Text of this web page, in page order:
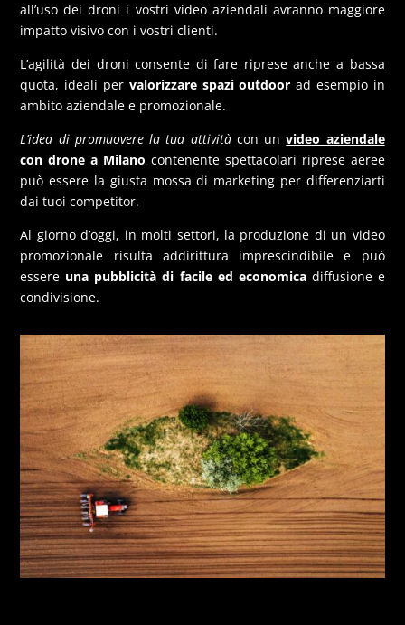
all’uso dei droni i vostri video aziendali avranno maggiore
impatto visivo con i vostri clienti.
L’agilità dei droni consente di fare riprese anche a bassa
quota, ideali per valorizzare spazi outdoor ad esempio in
ambito aziendale e promozionale.
L’idea di promuovere la tua attivitàcon unvideo aziendale
con drone a Milano contenente spettacolari riprese aeree
può essere la giusta mossa di marketing per differenziarti
dai tuoi competitor.
Al giorno d’oggi, in molti settori, la produzione di un video
promozionale risulta addirittura imprescindibile e può
essere una pubblicità di facile ed economicadiffusione e
condivisione.